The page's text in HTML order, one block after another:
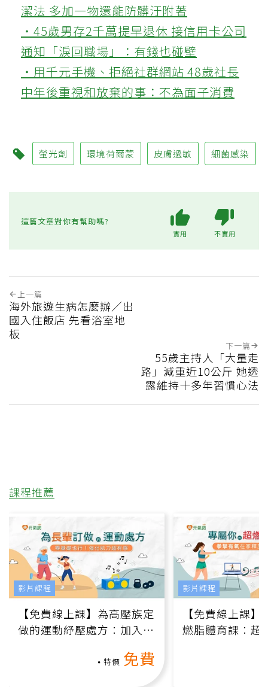
潔法 多加一物還能防髒汙附著
‧45歲男存2千萬提早退休 接信用卡公司
通知「淚回職場」：有錢也碰壁
‧用千元手機、拒絕社群網站 48歲社長
中年後重視和放棄的事：不為面子消費
螢光劑 環境荷爾蒙 皮膚過敏 細菌感染
這篇文章對你有幫助嗎?
實用 不實用
上一篇
海外旅遊生病怎麼辦／出
國入住飯店 先看浴室地
板
下一篇
55歲主持人「大量走
路」減重近10公斤 她透
露維持十多年習慣心法
課程推薦
【免費線上課】為高壓族定
做的運動紓壓處方：加入行
特價 免費
影片課程
【免費線上課
燃脂體育課：超
影片課程